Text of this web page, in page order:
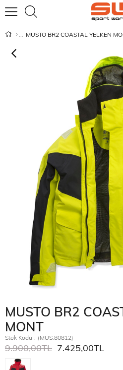
MUSTO BR2 COASTAL YELKEN
MUSTO BR2
MONT
Stok Kodu (MUS.80812)
9.900,00TL 7.425,00TL